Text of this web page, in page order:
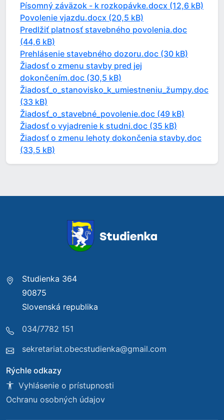
Písomný záväzok - k rozkopávke.docx (12,6 kB)
Povolenie vjazdu.docx (20,5 kB)
Predlžiť platnosť stavebného povolenia.doc
(44,6 kB)
Prehlásenie stavebného dozoru.doc (30 kB)
Žiadosť o zmenu stavby pred jej
dokončením.doc (30,5 kB)
Žiadosť_o_stanovisko_k_umiestneniu_žumpy.doc
(33 kB)
Žiadosť_o_stavebné_povolenie.doc (49 kB)
Žiadosť o vyjadrenie k studni.doc (35 kB)
Žiadosť o zmenu lehoty dokončenia stavby.doc
(33,5 kB)
Studienka 364
90875
Slovenská republika
034/7782 151
sekretariat.obecstudienka@gmail.com
Rýchle odkazy
Vyhlásenie o prístupnosti
Ochranu osobných údajov